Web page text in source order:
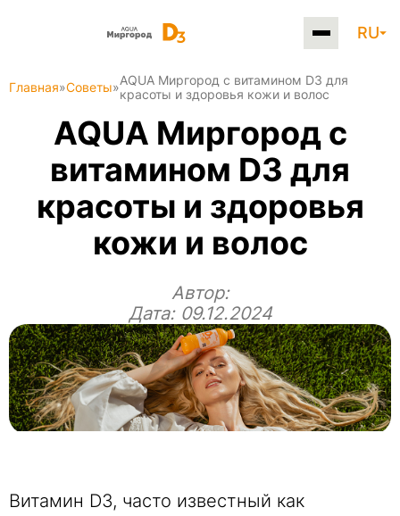
RU
Главная»Советы»AQUA Миргород с витамином D3 для
красоты и здоровья кожи и волос
AQUA Миргород с
витамином D3 для
красоты и здоровья
кожи и волос
Автор:
Дата: 09.12.2024
Витамин D3, часто известный как